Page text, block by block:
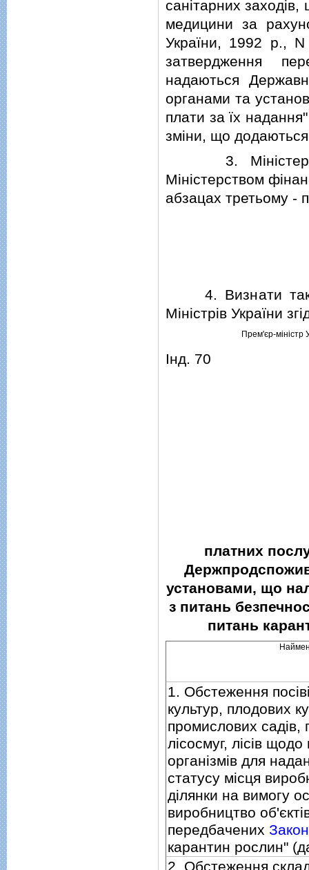
санiтарних заходiв,
медицини за
України, 1992 р.,
затвердження
надаються
органами та
плати за їх
змiни, що
3. Мiнiстерству
Мiнiстерством
абзацах третьому -
4. Визнати
Мiнiстрiв України
Прем'єр-мiнiстр
Iнд. 70
платних
установами, що
з питань
питань
1. Обстеження
культур, плодових
промислових садiв,
лiсосмуг, лiсiв щодо
органiзмiв для
статусу мiсця
дiлянки на вимогу
виробництво
передбачених
карантин рослин"
2. Обстеження